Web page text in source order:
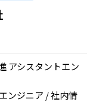
アシスタントエン
ンジニア / 社内情